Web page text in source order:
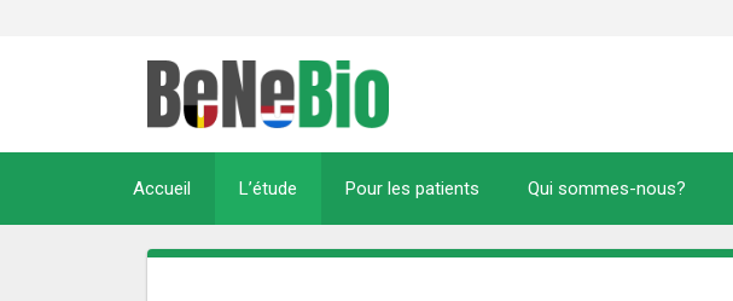
Accueil L’étude Pour les patients Qui sommes-nous?